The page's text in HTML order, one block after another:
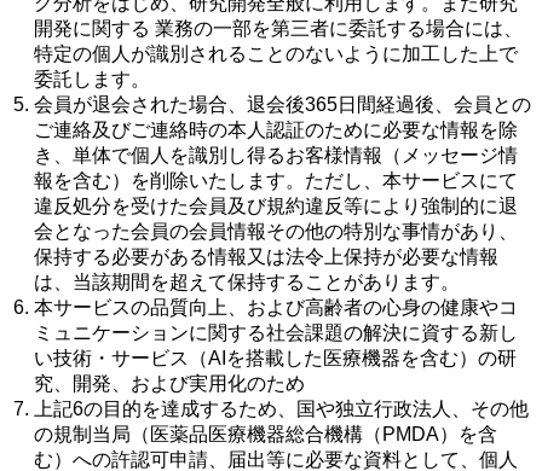
開発に関する 業務の一部を第三者に委託する場合には、
特定の個人が識別されることのないように加工した上で
委託します。
会員が退会された場合、退会後365日間経過後、会員との
ご連絡及びご連絡時の本人認証のために必要な情報を除
き、単体で個人を識別し得るお客様情報（メッセージ情
報を含む）を削除いたします。ただし、本サービスにて
違反処分を受けた会員及び規約違反等により強制的に退
会となった会員の会員情報その他の特別な事情があり、
保持する必要がある情報又は法令上保持が必要な情報
は、当該期間を超えて保持することがあります。
本サービスの品質向上、および高齢者の心身の健康やコ
ミュニケーションに関する社会課題の解決に資する新し
い技術・サービス（AIを搭載した医療機器を含む）の研
究、開発、および実用化のため
上記6の目的を達成するため、国や独立行政法人、その他
の規制当局（医薬品医療機器総合機構（PMDA）を含
む）への許認可申請、届出等に必要な資料として、個人